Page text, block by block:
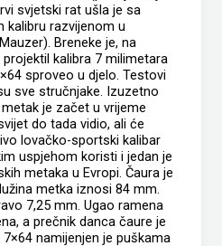
svjetski rat ušla je sa
kalibru razvijenom u
Breneke je, na
kalibra 7 milimetara
sproveo u djelo. Testovi
sve stručnjake. Izuzetno
je začet u vrijeme
do tada vidio, ali će
lovačko-sportski kalibar
uspjehom koristi i jedan je
metaka u Evropi. Čaura je
metka iznosi 84 mm.
7,25 mm. Ugao ramena
a prečnik danca čaure je
namijenjen je puškama